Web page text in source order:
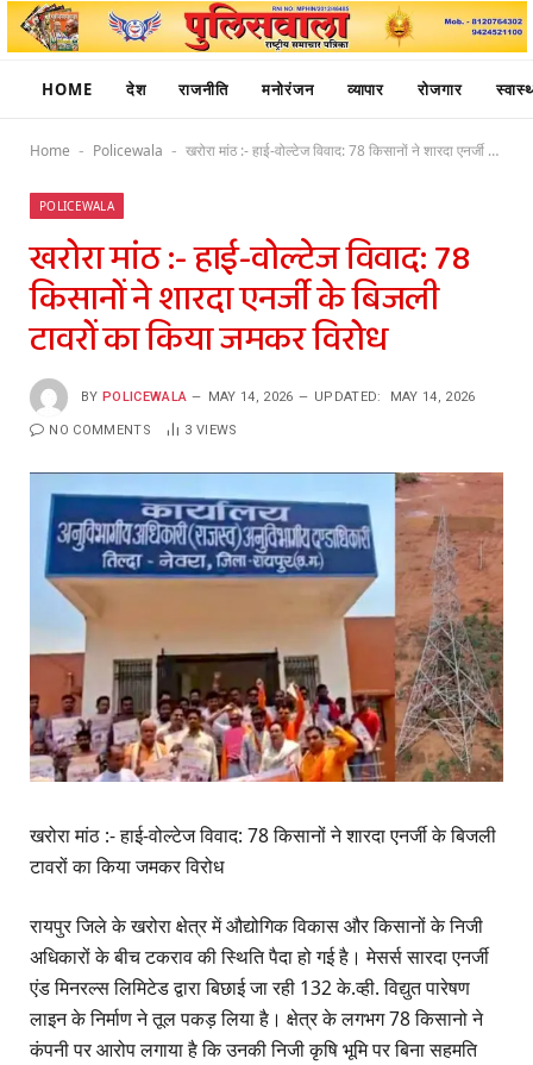
HOME देश राजनीति मनोरंजन व्यापार रोजगार
Home - Policewala - खरोरा मांठ :- हाई-वोल्टेज विवाद: 78 किसानों ने शारदा एनर्जी के बिजली टावरों का किया जमकर विरोध
POLICEWALA
खरोरा मांठ :- हाई-वोल्टेज विवाद: 78
किसानों ने शारदा एनर्जी के बिजली
टावरों का किया जमकर विरोध
BY POLICEWALA MAY 14, 2026 UPDATED: MAY 14, 2026
NO COMMENTS 3 VIEWS
खरोरा मांठ :- हाई-वोल्टेज विवाद: 78 किसानों ने शारदा एनर्जी के बिजली
टावरों का किया जमकर विरोध
रायपुर जिले के खरोरा क्षेत्र में औद्योगिक विकास और किसानों के निजी
अधिकारों के बीच टकराव की स्थिति पैदा हो गई है। मेसर्स सारदा एनर्जी
एंड मिनरल्स लिमिटेड द्वारा बिछाई जा रही 132 के.व्ही. विद्युत पारेषण
लाइन के निर्माण ने तूल पकड़ लिया है। क्षेत्र के लगभग 78 किसानो ने
कंपनी पर आरोप लगाया है कि उनकी निजी कृषि भूमि पर बिना सहमति